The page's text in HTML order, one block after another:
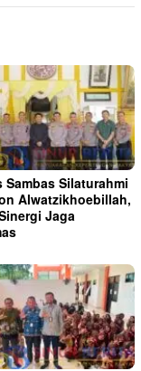
Sambas Silaturahmi
Alwatzikhoebillah,
Jaga